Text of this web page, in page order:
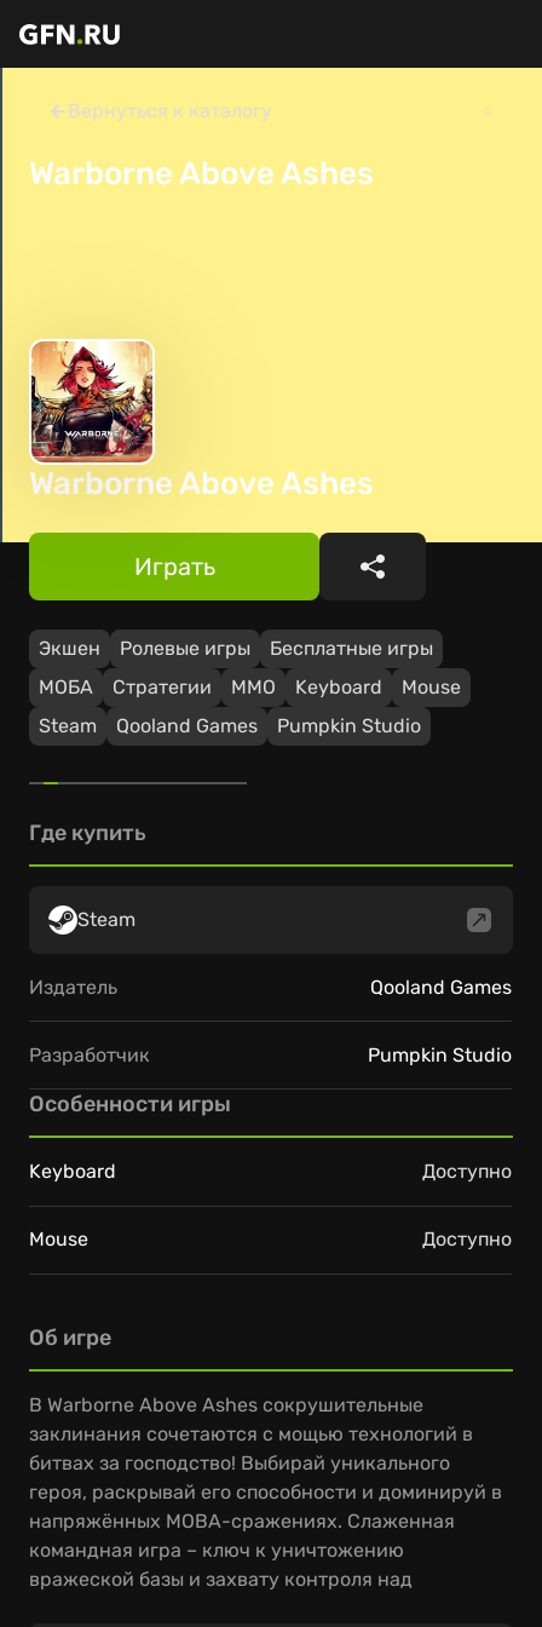
Вернуться к каталогу
Warborne Above Ashes
Warborne Above Ashes
Экшен Ролевые игры
Бесплатные игры
МОБА
Стратегии ММО Keyboard
Mouse
Steam
Qooland Games Pumpkin Studio
Играть Поделиться
Об игре
В Warborne Above Ashes сокрушительные
заклинания сочетаются с мощью технологий в
битвах за господство! Выбирай уникального
героя, раскрывай его способности и доминируй в
напряжённых MOBA-сражениях. Слаженная
командная игра – ключ к уничтожению
вражеской базы и захвату контроля над
Где купить
Steam
Издатель Qooland Games
Разработчик Pumpkin Studio
Особенности игры
Keyboard Доступно
Mouse Доступно